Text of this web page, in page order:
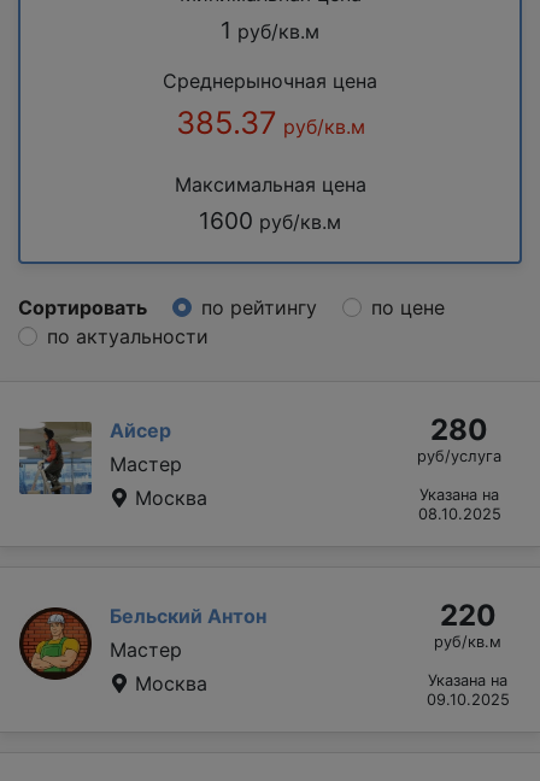
1 руб/кв.м
Среднерыночная цена
385.37 руб/кв.м
Максимальная цена
1600 руб/кв.м
Сортировать по рейтингу
по цене
по актуальности
Айсер
Мастер
Москва
280
руб/услуга
Указана на
08.10.2025
Бельский Антон
Мастер
Москва
220
руб/кв.м
Указана на
09.10.2025